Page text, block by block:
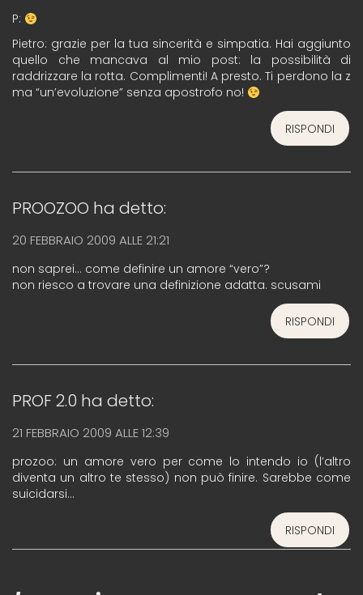
P:
Pietro: grazie per la tua sincerità e simpatia. Hai aggiunto
quello che mancava al mio post: la possibilità di
raddrizzare la rotta. Complimenti! A presto. Ti perdono la z
ma “un’evoluzione” senza apostrofo no!
RISPONDI
PROOZOO ha detto:
20 FEBBRAIO 2009 ALLE 21:21
non saprei… come definire un amore “vero”?
non riesco a trovare una definizione adatta. scusami
RISPONDI
PROF 2.0 ha detto:
21 FEBBRAIO 2009 ALLE 12:39
prozoo: un amore vero per come lo intendo io (l’altro
diventa un altro te stesso) non può finire. Sarebbe come
suicidarsi…
RISPONDI